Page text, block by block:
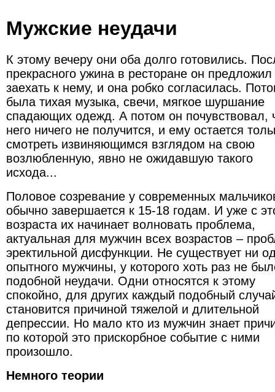
Мужские неудачи
К этому вечеру они оба долго готовились.
прекрасного ужина в ресторане он предложил
заехать к нему, и она робко согласилась.
была тихая музыка, свечи, мягкое шуршание
спадающих одежд. А потом он почувствовал,
него ничего не получится, и ему остается
смотреть извиняющимся взглядом на свою
возлюбленную, явно не ожидавшую такого
исхода...
Половое созревание у современных
обычно завершается к 15-18 годам. И уже с
возраста их начинает волновать проблема,
актуальная для мужчин всех возрастов –
эректильной дисфункции. Не существует ни
опытного мужчины, у которого хоть раз не
подобной неудачи. Одни относятся к этому
спокойно, для других каждый подобный
становится причиной тяжелой и длительной
депрессии. Но мало кто из мужчин знает
по которой это прискорбное событие с ними
произошло.
Немного теории